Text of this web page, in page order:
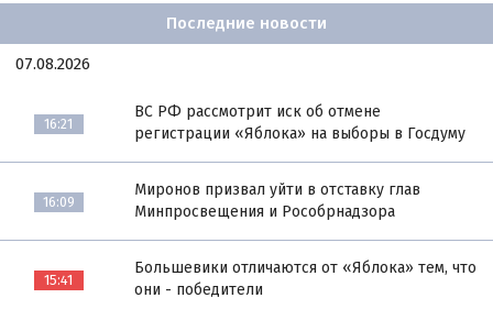
Последние новости
07.08.2026
16:21
ВС РФ рассмотрит иск об отмене
регистрации «Яблока» на выборы в Госдуму
16:09
Миронов призвал уйти в отставку глав
Минпросвещения и Рособрнадзора
15:41
Большевики отличаются от «Яблока» тем, что
они - победители